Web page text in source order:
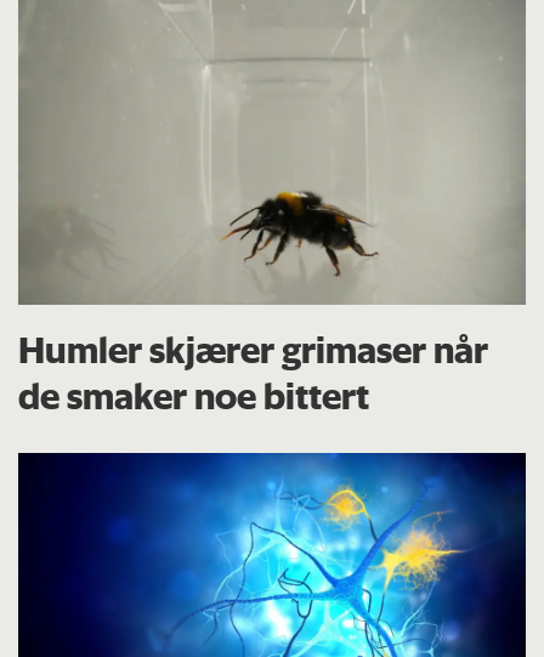
Humler skjærer grimaser når
de smaker noe bittert